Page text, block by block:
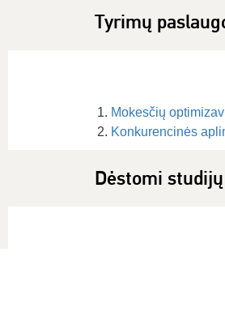
Tyrimų
Mokesčių
Konkurencinės
Dėstomi